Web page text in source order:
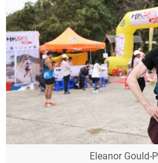
Eleanor Gould-